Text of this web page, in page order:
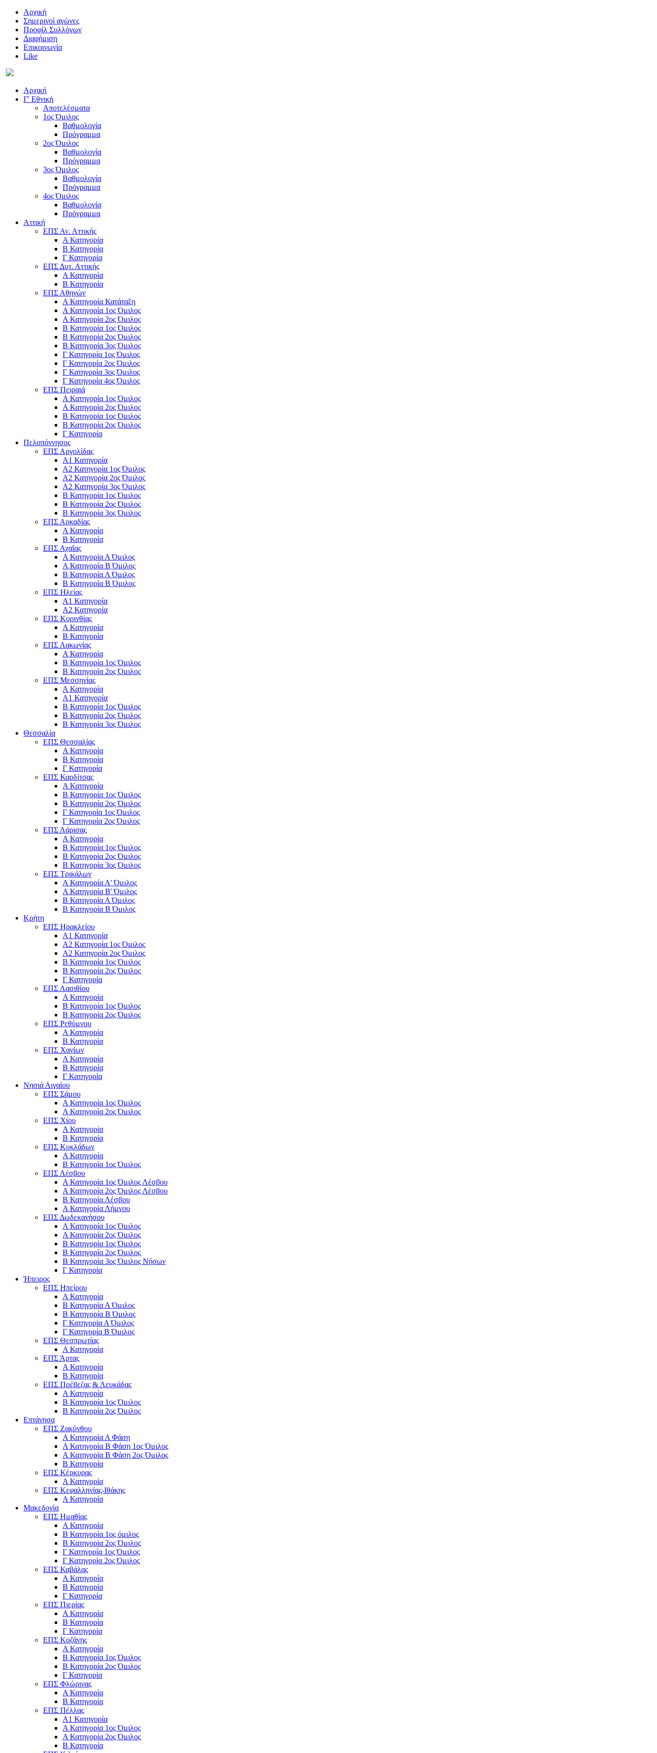
Αρχική
Σημερινοί αγώνες
Προφίλ Συλλόγων
Διαφήμιση
Επικοινωνία
Like
Αρχική
Γ' Εθνική
Αποτελέσματα
1ος Όμιλος
Βαθμολογία
Πρόγραμμα
2ος Όμιλος
Βαθμολογία
Πρόγραμμα
3ος Όμιλος
Βαθμολογία
Πρόγραμμα
4ος Όμιλος
Βαθμολογία
Πρόγραμμα
Αττική
ΕΠΣ Αν. Αττικής
Α Κατηγορία
Β Κατηγορία
Γ Κατηγορία
ΕΠΣ Δυτ. Αττικής
Α Κατηγορία
Β Κατηγορία
ΕΠΣ Αθηνών
Α Κατηγορία Κατάταξη
Α Κατηγορία 1ος Όμιλος
Α Κατηγορία 2ος Όμιλος
Β Κατηγορία 1ος Όμιλος
Β Κατηγορία 2ος Όμιλος
Β Κατηγορία 3ος Όμιλος
Γ Κατηγορία 1ος Όμιλος
Γ Κατηγορία 2ος Όμιλος
Γ Κατηγορία 3ος Όμιλος
Γ Κατηγορία 4ος Όμιλος
ΕΠΣ Πειραιά
Α Κατηγορία 1ος Όμιλος
Α Κατηγορία 2ος Όμιλος
Β Κατηγορία 1ος Όμιλος
Β Κατηγορία 2ος Όμιλος
Γ Κατηγορία
Πελοπόννησος
ΕΠΣ Αργολίδας
Α1 Κατηγορία
Α2 Κατηγορία 1ος Όμιλος
Α2 Κατηγορία 2ος Όμιλος
Α2 Κατηγορία 3ος Όμιλος
Β Κατηγορία 1ος Όμιλος
Β Κατηγορία 2ος Όμιλος
Β Κατηγορία 3ος Όμιλος
ΕΠΣ Αρκαδίας
Α Κατηγορία
Β Κατηγορία
ΕΠΣ Αχαΐας
Α Κατηγορία Α Όμιλος
Α Κατηγορία Β Όμιλος
Β Κατηγορία Α Όμιλος
Β Κατηγορία Β Όμιλος
ΕΠΣ Ηλείας
Α1 Κατηγορία
Α2 Κατηγορία
ΕΠΣ Κορινθίας
Α Κατηγορία
Β Κατηγορία
ΕΠΣ Λακωνίας
Α Κατηγορία
Β Κατηγορία 1ος Όμιλος
Β Κατηγορία 2ος Όμιλος
ΕΠΣ Μεσσηνίας
Α Κατηγορία
Α1 Κατηγορία
Β Κατηγορία 1ος Όμιλος
Β Κατηγορία 2ος Όμιλος
Β Κατηγορία 3ος Όμιλος
Θεσσαλία
ΕΠΣ Θεσσαλίας
Α Κατηγορία
Β Κατηγορία
Γ Κατηγορία
ΕΠΣ Καρδίτσας
Α Κατηγορία
Β Κατηγορία 1ος Όμιλος
Β Κατηγορία 2ος Όμιλος
Γ Κατηγορία 1ος Όμιλος
Γ Κατηγορία 2ος Όμιλος
ΕΠΣ Λάρισας
Α Κατηγορία
Β Κατηγορία 1ος Όμιλος
Β Κατηγορία 2ος Όμιλος
Β Κατηγορία 3ος Όμιλος
ΕΠΣ Τρικάλων
Α Κατηγορία Α' Όμιλος
Α Κατηγορία Β' Όμιλος
Β Κατηγορία Α Όμιλος
Β Κατηγορία Β Όμιλος
Κρήτη
ΕΠΣ Ηρακλείου
Α1 Κατηγορία
Α2 Κατηγορία 1ος Όμιλος
Α2 Κατηγορία 2ος Όμιλος
Β Κατηγορία 1ος Όμιλος
Β Κατηγορία 2ος Όμιλος
Γ Κατηγορία
ΕΠΣ Λασιθίου
Α Κατηγορία
Β Κατηγορία 1ος Όμιλος
Β Κατηγορία 2ος Όμιλος
ΕΠΣ Ρεθύμνου
Α Κατηγορία
Β Κατηγορία
ΕΠΣ Χανίων
Α Κατηγορία
Β Κατηγορία
Γ Κατηγορία
Νησιά Αιγαίου
ΕΠΣ Σάμου
Α Κατηγορία 1ος Όμιλος
Α Κατηγορία 2ος Όμιλος
ΕΠΣ Χίου
Α Κατηγορία
Β Κατηγορία
ΕΠΣ Κυκλάδων
Α Κατηγορία
Β Κατηγορία 1ος Όμιλος
ΕΠΣ Λέσβου
Α Κατηγορία 1ος Όμιλος Λέσβου
Α Κατηγορία 2ος Όμιλος Λέσβου
B Κατηγορία Λέσβου
Α Κατηγορία Λήμνου
ΕΠΣ Δωδεκανήσου
Α Κατηγορία 1ος Όμιλος
Α Κατηγορία 2ος Όμιλος
Β Κατηγορία 1ος Όμιλος
Β Κατηγορία 2ος Όμιλος
Β Κατηγορία 3ος Όμιλος Νήσων
Γ Κατηγορία
Ήπειρος
ΕΠΣ Ηπείρου
Α Κατηγορία
Β Κατηγορία Α Όμιλος
Β Κατηγορία Β Όμιλος
Γ Κατηγορία Α Όμιλος
Γ Κατηγορία Β Όμιλος
ΕΠΣ Θεσπρωτίας
Α Κατηγορία
ΕΠΣ Άρτας
Α Κατηγορία
Β Κατηγορία
ΕΠΣ Πρέβεζας & Λευκάδας
Α Κατηγορία
Β Κατηγορία 1ος Όμιλος
Β Κατηγορία 2ος Όμιλος
Επτάνησα
ΕΠΣ Ζακύνθου
Α Κατηγορία Α Φάση
Α Κατηγορία Β Φάση 1ος Όμιλος
Α Κατηγορία Β Φάση 2ος Όμιλος
Β Κατηγορία
ΕΠΣ Κέρκυρας
A Κατηγορία
ΕΠΣ Κεφαλληνίας-Ιθάκης
Α Κατηγορία
Μακεδονία
ΕΠΣ Ημαθίας
Α Κατηγορία
Β Κατηγορία 1ος όμιλος
Β Κατηγορία 2ος Όμιλος
Γ Κατηγορία 1ος Όμιλος
Γ Κατηγορία 2ος Όμιλος
ΕΠΣ Καβάλας
Α Κατηγορία
Β Κατηγορία
Γ Κατηγορία
ΕΠΣ Πιερίας
Α Κατηγορία
Β Κατηγορία
Γ Κατηγορία
ΕΠΣ Κοζάνης
Α Κατηγορία
Β Κατηγορία 1ος Όμιλος
Β Κατηγορία 2ος Όμιλος
Γ Κατηγορία
ΕΠΣ Φλώρινας
Α Κατηγορία
Β Κατηγορία
ΕΠΣ Πέλλας
Α1 Κατηγορία
Α Κατηγορία 1ος Όμιλος
Α Κατηγορία 2ος Όμιλος
Β Κατηγορία